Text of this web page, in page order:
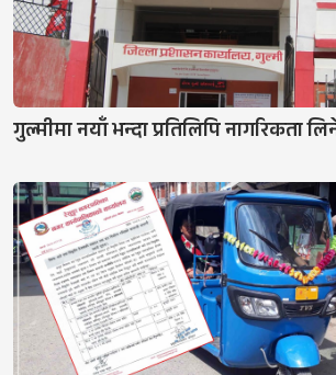
गुल्मीमा नयाँ भन्दा प्रतिलिपि नागरिकता